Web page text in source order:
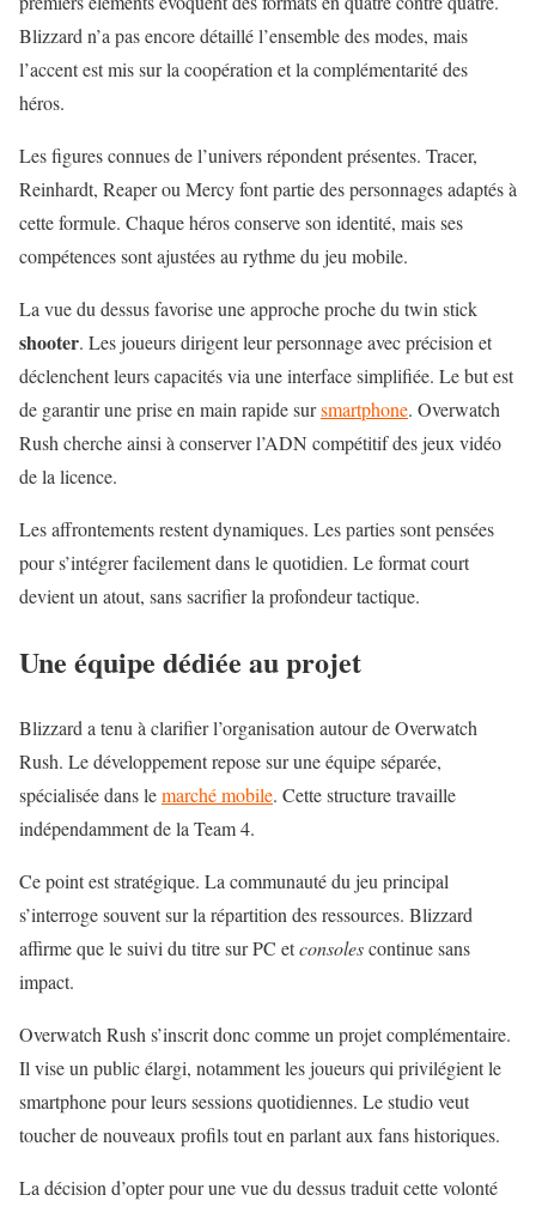
Blizzard n’a pas encore détaillé l’ensemble des modes, mais
l’accent est mis sur la coopération et la complémentarité des
héros.
Les figures connues de l’univers répondent présentes. Tracer,
Reinhardt, Reaper ou Mercy font partie des personnages adaptés à
cette formule. Chaque héros conserve son identité, mais ses
compétences sont ajustées au rythme du jeu mobile.
La vue du dessus favorise une approche proche du twin stick
shooter. Les joueurs dirigent leur personnage avec précision et
déclenchent leurs capacités via une interface simplifiée. Le but est
de garantir une prise en main rapide sursmartphone. Overwatch
Rush cherche ainsi à conserver l’ADN compétitif des jeux vidéo
de la licence.
Les affrontements restent dynamiques. Les parties sont pensées
pour s’intégrer facilement dans le quotidien. Le format court
devient un atout, sans sacrifier la profondeur tactique.
Une équipe dédiée au projet
Blizzard a tenu à clarifier l’organisation autour de Overwatch
Rush. Le développement repose sur une équipe séparée,
spécialisée dans lemarché mobile. Cette structure travaille
indépendamment de la Team 4.
Ce point est stratégique. La communauté du jeu principal
s’interroge souvent sur la répartition des ressources. Blizzard
affirme que le suivi du titre sur PC etconsolescontinue sans
impact.
Overwatch Rush s’inscrit donc comme un projet complémentaire.
Il vise un public élargi, notamment les joueurs qui privilégient le
smartphone pour leurs sessions quotidiennes. Le studio veut
toucher de nouveaux profils tout en parlant aux fans historiques.
La décision d’opter pour une vue du dessus traduit cette volonté